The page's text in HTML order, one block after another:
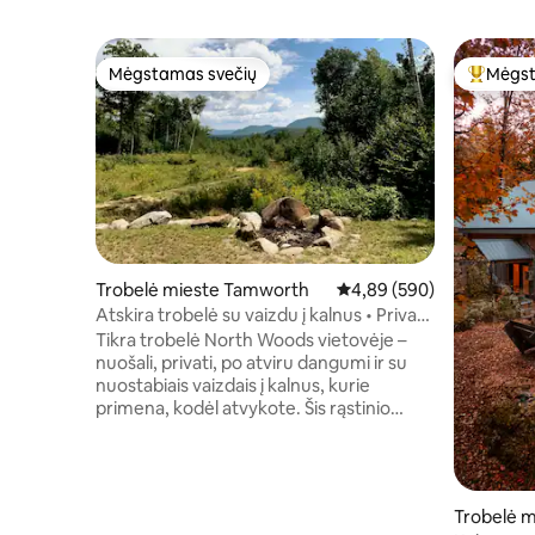
Mėgstamas svečių
Mėgstamas svečių
Trobelė mieste Tamworth Vidutinis įvertinimas:
4,89 (590)
Atskira trobelė su vaizdu į kalnus • Privati
pirtis
Tikra trobelė North Woods vietovėje –
nuošali, privati, po atviru dangumi ir su
nuostabiais vaizdais į kalnus, kurie
primena, kodėl atvykote. Šis rąstinio
Svečių
Trobelė